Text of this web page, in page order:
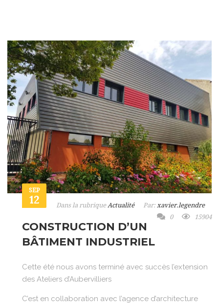
SEP
12 Dans la rubriqueActualité Par: xavier.legendre
0
15904
CONSTRUCTION D’UN
BÂTIMENT INDUSTRIEL
Cette été nous avons terminé avec succès l’extension
des Ateliers d’Aubervilliers
C’est en collaboration avec l’agence d’architecture